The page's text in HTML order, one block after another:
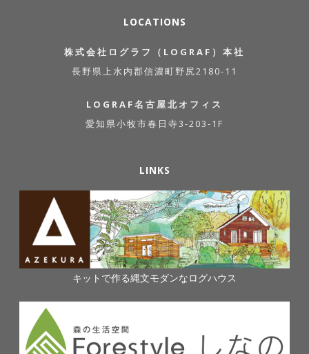
LOCATIONS
株式会社ログラフ（LOGRAF）本社
長野県上水内郡信濃町野尻2180-11
LOGRAF名古屋北オフィス
愛知県小牧市春日寺3-203-1F
LINKS
キットで作る縄文モダンなログハウス